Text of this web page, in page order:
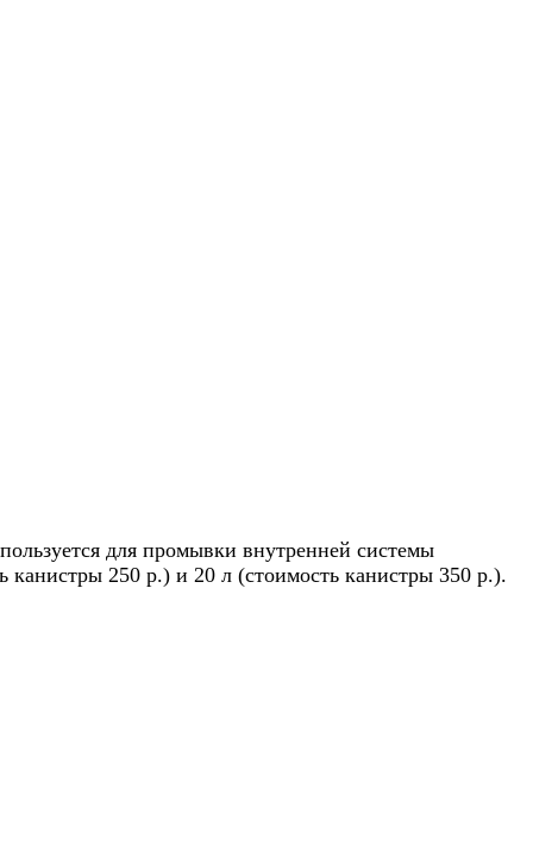
для промывки внутренней системы
канистры 250 р.) и 20 л (стоимость канистры 350 р.).